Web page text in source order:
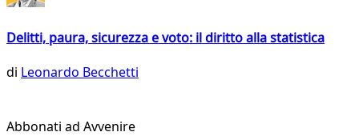
Delitti, paura, sicurezza e voto: il diritto alla statistica
di Leonardo Becchetti
Abbonati ad Avvenire